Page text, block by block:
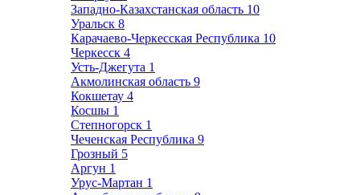
Западно-Казахстанская область 10
Уральск 8
Карачаево-Черкесская Республика 10
Черкесск 4
Усть-Джегута 1
Акмолинская область 9
Кокшетау 4
Косшы 1
Степногорск 1
Чеченская Республика 9
Грозный 5
Аргун 1
Урус-Мартан 1